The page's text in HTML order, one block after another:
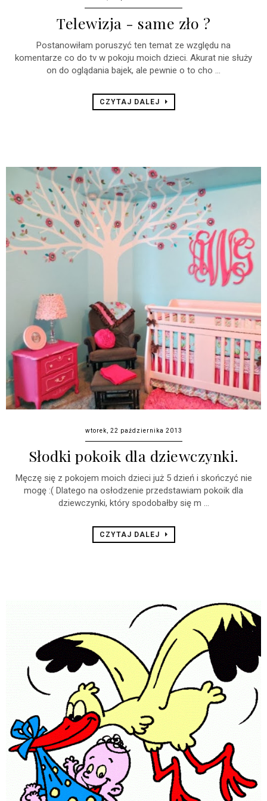
Telewizja - same zło ?
Postanowiłam poruszyć ten temat ze względu na
komentarze co do tv w pokoju moich dzieci. Akurat nie służy
on do oglądania bajek, ale pewnie o to cho ...
CZYTAJ DALEJ
wtorek, 22 października 2013
Słodki pokoik dla dziewczynki.
Męczę się z pokojem moich dzieci już 5 dzień i skończyć nie
mogę :( Dlatego na osłodzenie przedstawiam pokoik dla
dziewczynki, który spodobałby się m ...
CZYTAJ DALEJ